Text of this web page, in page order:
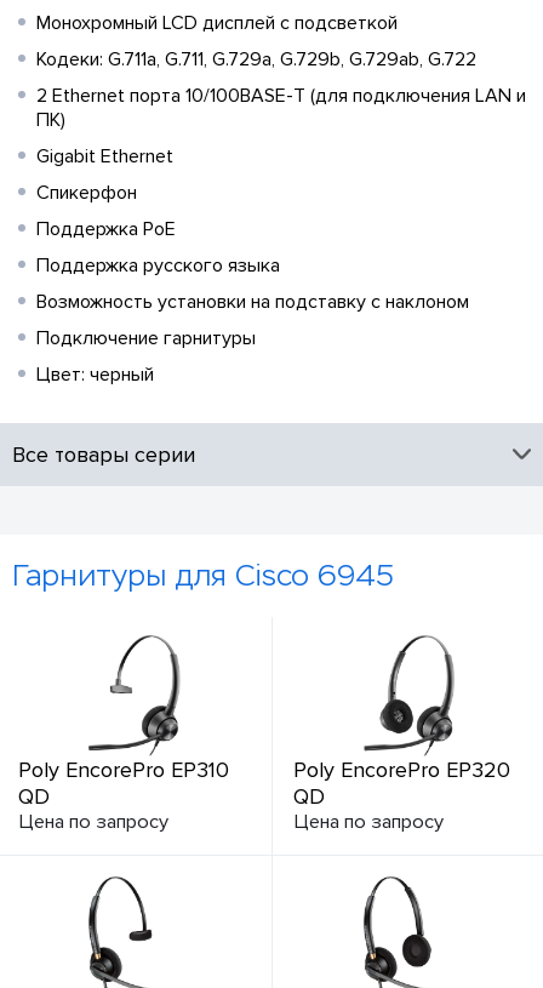
Монохромный LCD дисплей с подсветкой
Кодеки: G.711a, G.711, G.729a, G.729b, G.729ab, G.722
2 Ethernet порта 10/100BASE-T (для подключения LAN и
ПК)
Gigabit Ethernet
Спикерфон
Поддержка PoE
Поддержка русского языка
Возможность установки на подставку с наклоном
Подключение гарнитуры
Цвет: черный
Все товары серии
Гарнитуры для Cisco 6945
Poly EncorePro EP310
QD
Цена по запросу
Poly EncorePro EP320
QD
Цена по запросу